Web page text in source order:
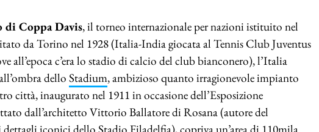
di Coppa Davis, il torneo internazionale per nazioni istituito nel
da Torino nel 1928 (Italia-India giocata al Tennis Club Juventus
all’epoca c’era lo stadio di calcio del club bianconero), l’Italia
delloStadium, ambizioso quanto irragionevole impianto
città, inaugurato nel 1911 in occasione dell’Esposizione
dall’architetto Vittorio Ballatore di Rosana (autore del